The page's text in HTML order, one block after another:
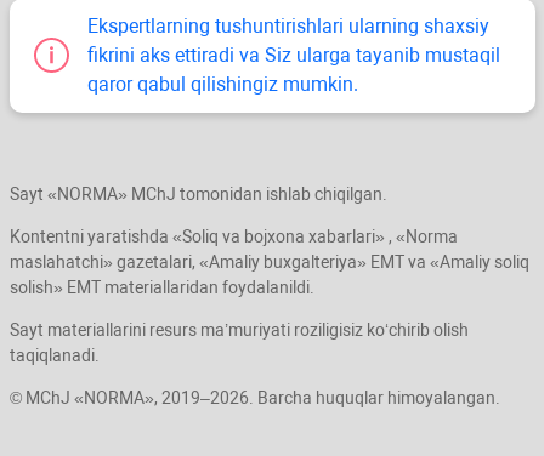
Ekspertlarning tushuntirishlari ularning shaхsiy
fikrini aks ettiradi va Siz ularga tayanib mustaqil
qaror qabul qilishingiz mumkin.
Sayt «NORMA» MChJ tomonidan ishlab chiqilgan.
Kontentni yaratishda «Soliq va bojхona хabarlari» , «Norma
maslahatchi» gazetalari, «Amaliy buхgalteriya» EMT va «Amaliy soliq
solish» EMT materiallaridan foydalanildi.
Sayt materiallarini resurs ma’muriyati roziligisiz koʻchirib olish
taqiqlanadi.
© MChJ «NORMA», 2019–2026. Barcha huquqlar himoyalangan.